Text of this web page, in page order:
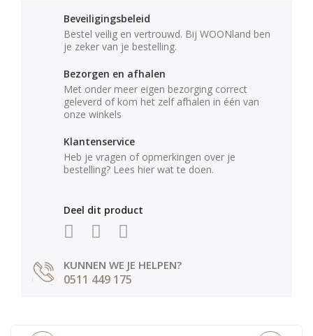
Beveiligingsbeleid
Bestel veilig en vertrouwd. Bij WOONland ben
je zeker van je bestelling.
Bezorgen en afhalen
Met onder meer eigen bezorging correct
geleverd of kom het zelf afhalen in één van
onze winkels
Klantenservice
Heb je vragen of opmerkingen over je
bestelling? Lees hier wat te doen.
Deel dit product
KUNNEN WE JE HELPEN?
0511 449 175